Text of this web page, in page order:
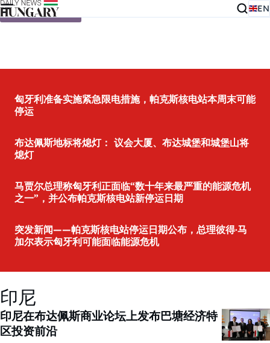
Skip to content EN
匈牙利准备实施紧急限电措施，帕克斯核电站本周末可能
停运
布达佩斯地标将熄灯： 议会大厦、布达城堡和城堡山将
熄灯
马贾尔总理称匈牙利正面临“数十年来最严重的能源危机
之一”，并公布帕克斯核电站新停运日期
突发新闻——帕克斯核电站停运日期公布，总理彼得·马
加尔表示匈牙利可能面临能源危机
印尼
印尼在布达佩斯商业论坛上发布巴塘经济特
区投资前沿